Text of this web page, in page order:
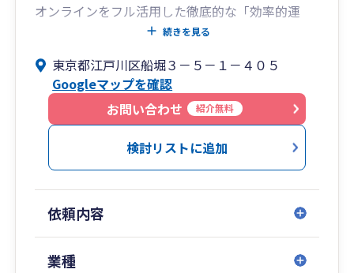
オンラインをフル活用した徹底的な「効率的運
料金で提供しております。
当事務所ではペーパーレス化のため、クラウドで
の連携を推奨しております。
【当事務所の強み】
とで、全国対応が可能です。
●経理のブラックボックス解消
続きを見る
東京都江戸川区船堀３－５－１－４０５
Googleマップを確認
お問い合わせ
紹介無料
検討リストに追加
依頼内容
業種